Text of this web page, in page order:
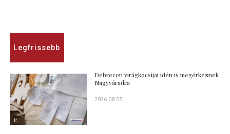
Legfrissebb
Debrecen virágkocsijai idén is megérkeznek
Nagyváradra
2026.08.05